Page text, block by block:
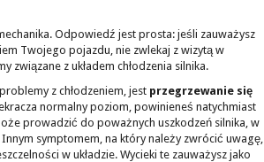
Odpowiedź jest prosta: jeśli zauważysz
Twojego pojazdu, nie zwlekaj z wizytą w
związane z układem chłodzenia silnika.
z chłodzeniem, jest przegrzewanie się
normalny poziom, powinieneś natychmiast
prowadzić do poważnych uszkodzeń silnika, w
symptomem, na który należy zwrócić uwagę,
w układzie. Wycieki te zauważysz jako